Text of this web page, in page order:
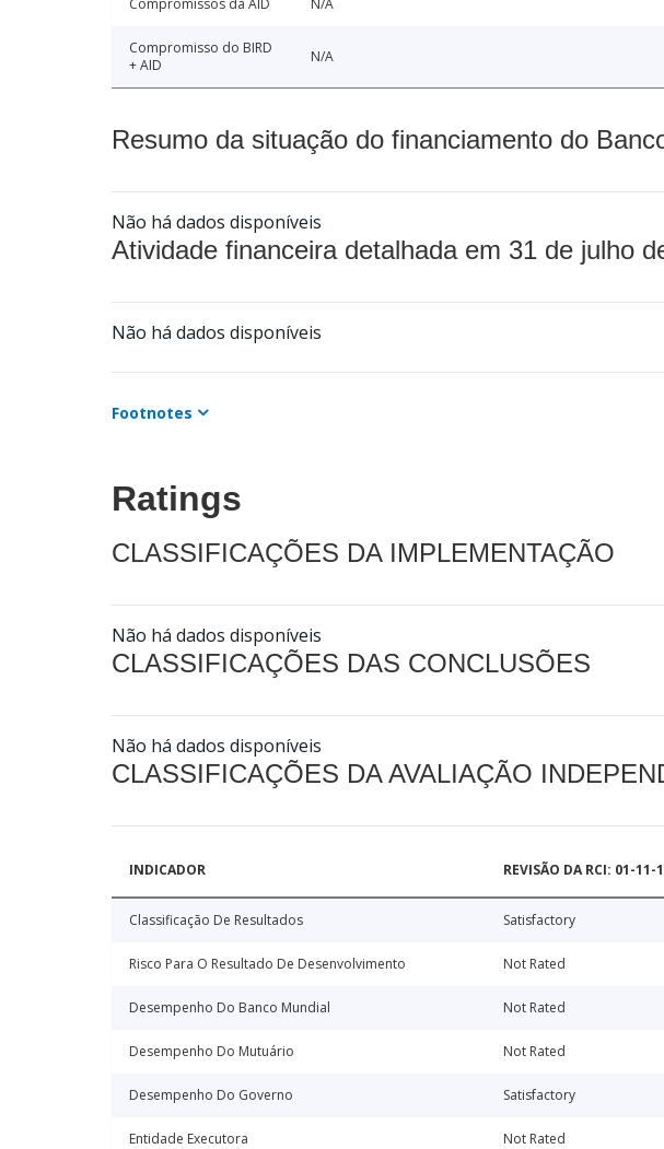
Compromissos da AID N/A
Compromisso do BIRD
+ AID
N/A
Resumo da situação do financiamento do
Não há dados disponíveis
Atividade financeira detalhada em 31 de julho
Não há dados disponíveis
Footnotes
Ratings
CLASSIFICAÇÕES DA IMPLEMENTAÇÃO
Não há dados disponíveis
CLASSIFICAÇÕES DAS CONCLUSÕES
Não há dados disponíveis
CLASSIFICAÇÕES DA AVALIAÇÃO
INDICADOR REVISÃO DA RCI: 01-11-
Classificação De Resultados Satisfactory
Risco Para O Resultado De Desenvolvimento Not Rated
Desempenho Do Banco Mundial Not Rated
Desempenho Do Mutuário Not Rated
Desempenho Do Governo Satisfactory
Entidade Executora Not Rated